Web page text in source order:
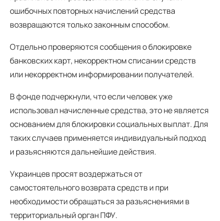
ошибочных повторных начислений средства
возвращаются только законным способом.
Отдельно проверяются сообщения о блокировке
банковских карт, некорректном списании средств
или некорректном информировании получателей.
В фонде подчеркнули, что если человек уже
использовал начисленные средства, это не является
основанием для блокировки социальных выплат. Для
таких случаев применяется индивидуальный подход
и разъясняются дальнейшие действия.
Украинцев просят воздержаться от
самостоятельного возврата средств и при
необходимости обращаться за разъяснениями в
территориальный орган ПФУ.